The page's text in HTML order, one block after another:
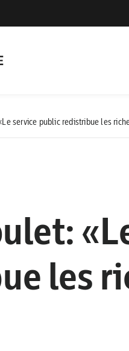
service public redistribue les
les